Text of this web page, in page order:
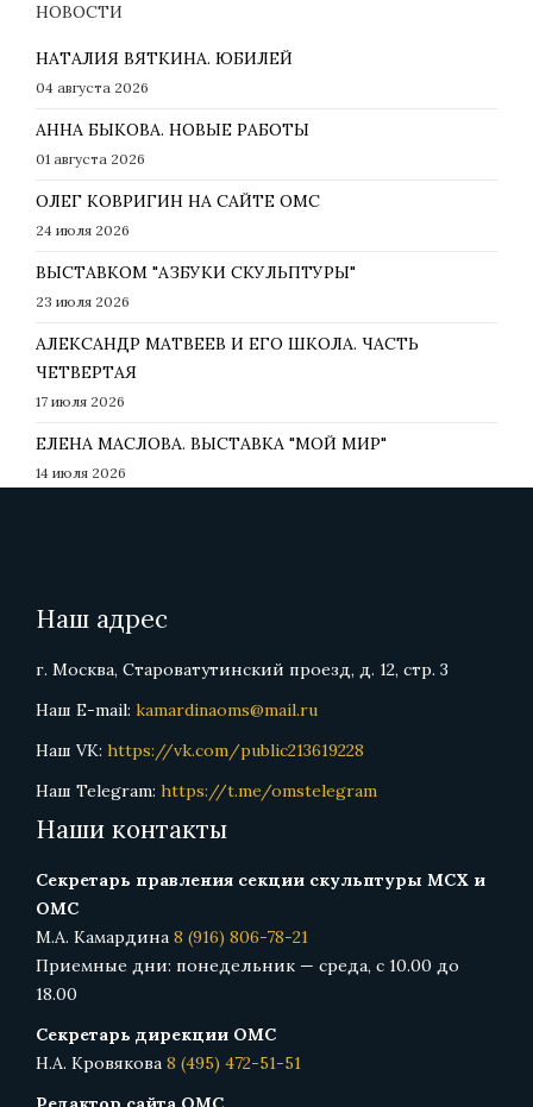
НОВОСТИ
НАТАЛИЯ ВЯТКИНА. ЮБИЛЕЙ
04 августа 2026
АННА БЫКОВА. НОВЫЕ РАБОТЫ
01 августа 2026
ОЛЕГ КОВРИГИН НА САЙТЕ ОМС
24 июля 2026
ВЫСТАВКОМ "АЗБУКИ СКУЛЬПТУРЫ"
23 июля 2026
АЛЕКСАНДР МАТВЕЕВ И ЕГО ШКОЛА. ЧАСТЬ
ЧЕТВЕРТАЯ
17 июля 2026
ЕЛЕНА МАСЛОВА. ВЫСТАВКА "МОЙ МИР"
14 июля 2026
Наш адрес
г. Москва, Староватутинский проезд, д. 12, стр. 3
Наш E-mail: kamardinaoms@mail.ru
Наш VK: https://vk.com/public213619228
Наш Telegram: https://t.me/omstelegram
Наши контакты
Секретарь правления секции скульптуры МСХ и
ОМС
М.А. Камардина 8 (916) 806-78-21
Приемные дни: понедельник — среда, с 10.00 до
18.00
Секретарь дирекции ОМС
Н.А. Кровякова 8 (495) 472-51-51